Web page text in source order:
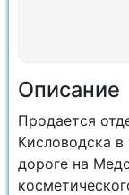
Описание
Продается
Кисловодска
дороге на